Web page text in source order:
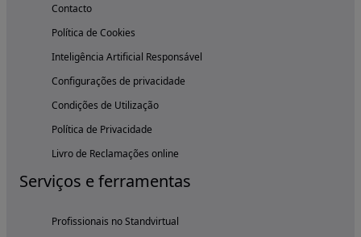
Contacto
Política de Cookies
Inteligência Artificial Responsável
Configurações de privacidade
Condições de Utilização
Política de Privacidade
Livro de Reclamações online
Serviços e ferramentas
Profissionais no Standvirtual